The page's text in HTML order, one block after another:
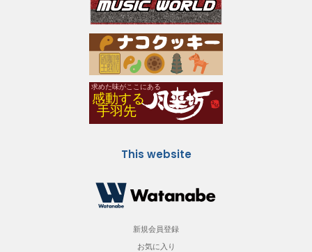
This website
新規会員登録
お気に入り